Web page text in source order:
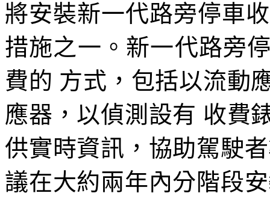
將安裝新一代路旁停車
措施之一。新一代路旁
費的 方式，包括以流動
應器，以偵測設有 收費
供實時資訊，協助駕駛
議在大約兩年內分階段